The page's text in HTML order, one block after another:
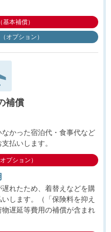
本補償）
オプション）
補償
かった宿泊代・食事代など
払いします。
プション）
れたため、着替えなどを購
します。（「保険料を抑え
遅延等費用の補償が含まれ